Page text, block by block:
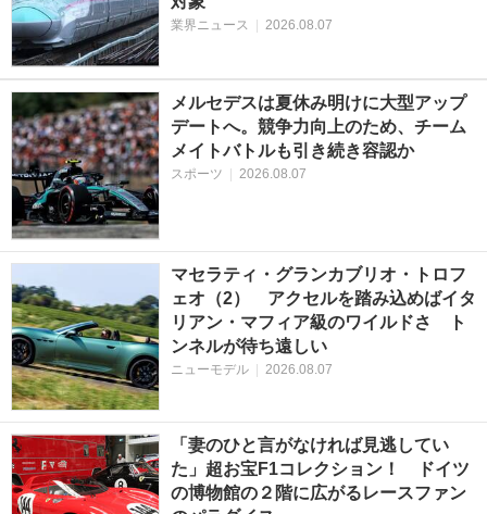
業界ニュース | 2026.08.07
メルセデスは夏休み明けに大型アップ
デートへ。競争力向上のため、チーム
メイトバトルも引き続き容認か
スポーツ | 2026.08.07
マセラティ・グランカブリオ・トロフ
ェオ（2） アクセルを踏み込めばイタ
リアン・マフィア級のワイルドさ ト
ンネルが待ち遠しい
ニューモデル | 2026.08.07
「妻のひと言がなければ見逃してい
た」超お宝F1コレクション！ ドイツ
の博物館の２階に広がるレースファン